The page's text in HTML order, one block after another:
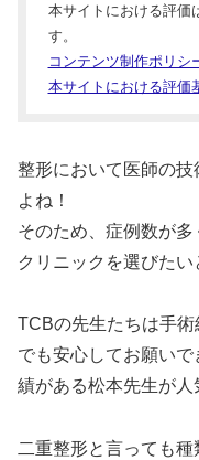
本サイトにおける評価
す。
コンテンツ制作ポリシ
本サイトにおける評価
整形において医師の
よね！
そのため、症例数が
クリニックを選びたい
TCBの先生たちは手
でも安心してお願い
績がある松本先生が人
二重整形と言っても